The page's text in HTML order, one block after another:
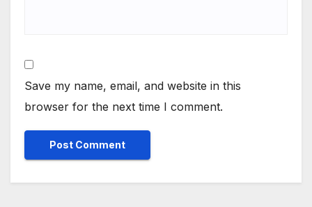
Save my name, email, and website in this
browser for the next time I comment.